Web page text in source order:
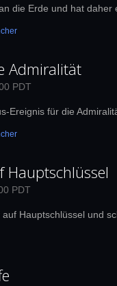
die Erde und hat
Admiralität
PDT
Ereignis für die
Hauptschlüssel
PDT
Hauptschlüssel und